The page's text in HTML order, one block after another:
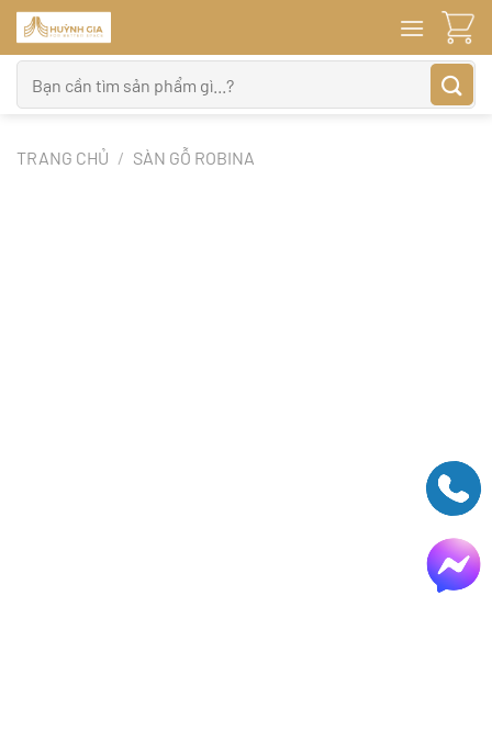
Bỏ
qua
nội
dung
kiếm:
TRANG CHỦ / SÀN GỖ ROBINA